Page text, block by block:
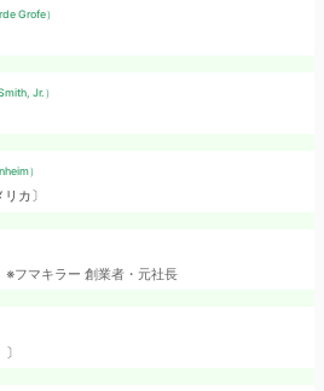
Grofe）
Jr.）
）
カ〕
※フマキラー 創業者・元社長